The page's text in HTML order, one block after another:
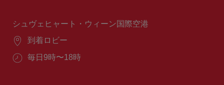
間：
シュヴェヒャート・ウィーン国際空港
場
到着ロビー
営
毎日9時〜18時